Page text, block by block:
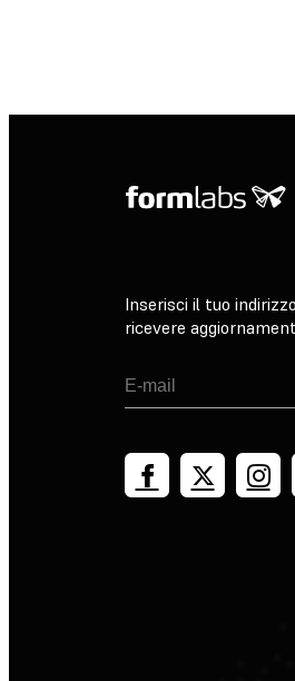
Inserisci il tuo
ricevere